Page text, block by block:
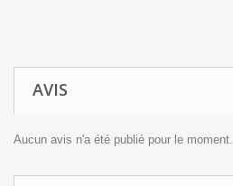
AVIS
Aucun avis n'a été publié pour le moment.